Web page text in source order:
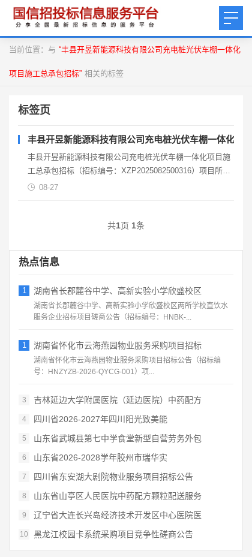
当前位置：与 “丰县开昱新能源科技有限公司充电桩光伏车棚一体化
项目施工总承包招标” 相关的标签
标签页
丰县开昱新能源科技有限公司充电桩光伏车棚一体化项
丰县开昱新能源科技有限公司充电桩光伏车棚一体化项目施
工总承包招标（招标编号：XZP2025082500316）项目所在
地区：江苏省徐州市丰县一、招标条件本丰县开
08-27
共1页 1条
热点信息
1 湖南省长郡麓谷中学、高新实验小学欣盛校区
湖南省长郡麓谷中学、高新实验小学欣盛校区两所学校直饮水
服务企业招标项目磋商公告（招标编号：HNBK‑...
1 湖南省怀化市云海燕园物业服务采购项目招标
湖南省怀化市云海燕园物业服务采购项目招标公告（招标编
号：HNZYZB‑2026‑QYCG‑001）项...
3 吉林延边大学附属医院（延边医院）中药配方
4 四川省2026‑2027年四川阳光致美能
5 山东省武城县第七中学食堂新型自营劳务外包
6 山东省2026‑2028学年胶州市瑞华实
7 四川省东安湖大剧院物业服务项目招标公告
8 山东省山亭区人民医院中药配方颗粒配送服务
9 辽宁省大连长兴岛经济技术开发区中心医院医
10 黑龙江校园卡系统采购项目竞争性磋商公告